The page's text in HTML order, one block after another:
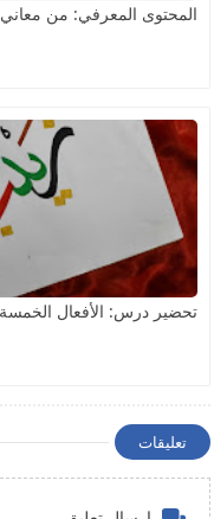
المحتوى المعرفي: من معاني
تحضير درس: الأفعال
تعليقات